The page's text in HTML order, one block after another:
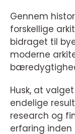
Gennem
forskellige
bidraget til
moderne
Husk, at
endelige
research og
erfaring